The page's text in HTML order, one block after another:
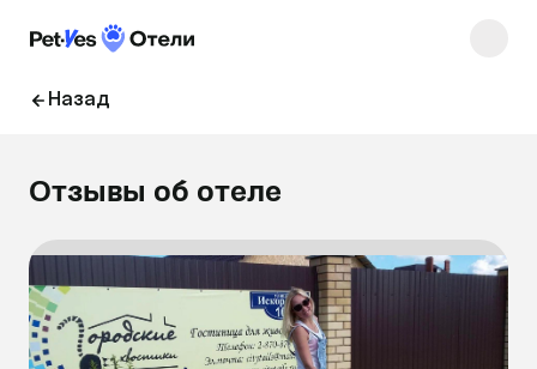
Назад
Отзывы об отеле